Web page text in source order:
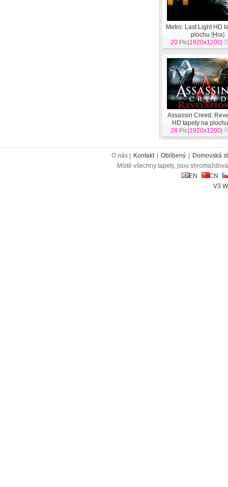
Metro: Last Light HD
plochu [Hra]
20 Pic| 1920x1200
Assassin Creed:
HD tapety na plochu
28 Pic| 1920x1200
O nás | Kontakt Oblíbený
Domovská
Místě všechny tapety, jsou
EN
CN
V3